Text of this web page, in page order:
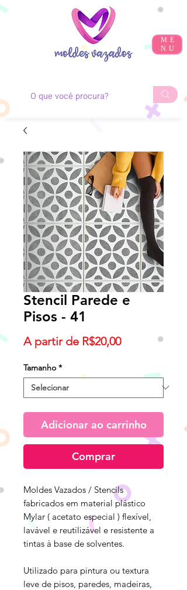
ME
NU
Stencil Parede e
Pisos - 41
A partir de R$20,00Preço
Tamanho *
Adicionar ao carrinho
Comprar
Moldes Vazados / Stencils
fabricados em material plástico
Mylar ( acetato especial ) flexível,
lavável e reutilizável e resistente a
tintas à base de solventes.
Utilizado para pintura ou textura
leve de pisos, paredes, madeiras,